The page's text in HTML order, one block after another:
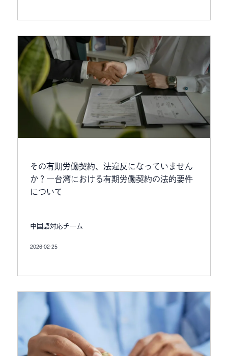
その有期労働契約、法違反になっていません
か？―台湾における有期労働契約の法的要件
について
中国語対応チーム
2026-02-25